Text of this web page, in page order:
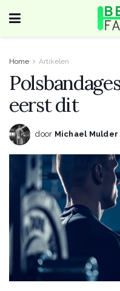
Home Artikelen
eerst dit
door Michael Mulder